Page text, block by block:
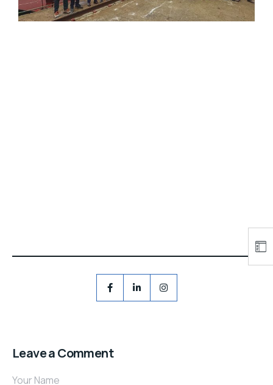
Leave a Comment
Your Name